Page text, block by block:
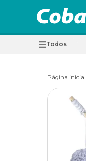
Todos
Página inicial